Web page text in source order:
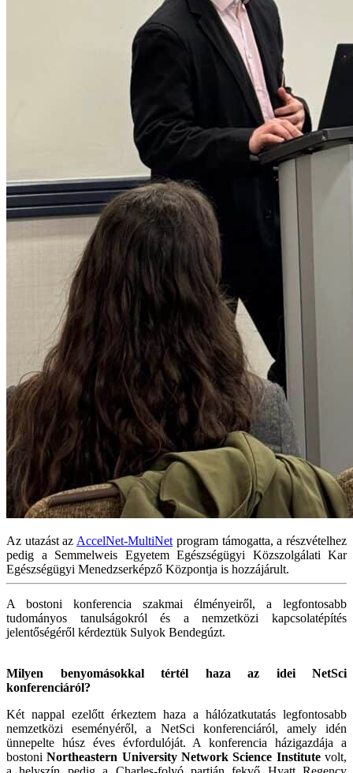
Az utazást azAccelNet-MultiNetprogram támogatta, a részvételhez
pedig a Semmelweis Egyetem Egészségügyi Közszolgálati Kar
Egészségügyi Menedzserképző Központja is hozzájárult.
A bostoni konferencia szakmai élményeiről, a legfontosabb
tudományos tanulságokról és a nemzetközi kapcsolatépítés
jelentőségéről kérdeztük Sulyok Bendegúzt.
Milyen benyomásokkal tértél haza az idei NetSci
konferenciáról?
Két nappal ezelőtt érkeztem haza a hálózatkutatás legfontosabb
nemzetközi eseményéről, a NetSci konferenciáról, amely idén
ünnepelte húsz éves évfordulóját. A konferencia házigazdája a
bostoniNortheastern University Network Science Institutevolt,